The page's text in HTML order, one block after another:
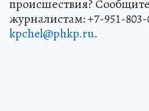
происшествия?
журналистам: +7-951-
kpchel@phkp.ru.